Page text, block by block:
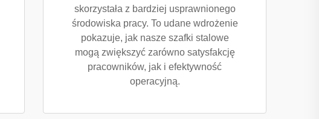
skorzystała z bardziej usprawnionego
środowiska pracy. To udane wdrożenie
pokazuje, jak nasze szafki stalowe
mogą zwiększyć zarówno satysfakcję
pracowników, jak i efektywność
operacyjną.